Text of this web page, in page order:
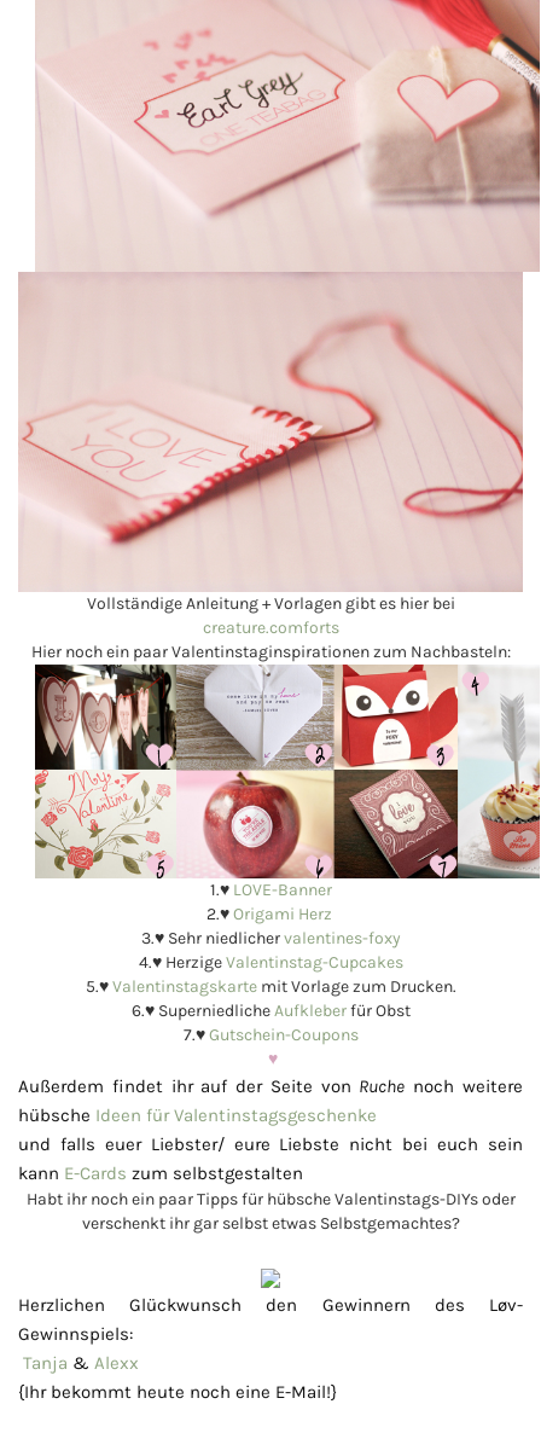
Vollständige Anleitung + Vorlagen gibt es hier bei
creature.comforts
Hier noch ein paar Valentinstaginspirationen zum Nachbasteln:
1.♥ LOVE-Banner
2.♥Origami Herz
3.♥ Sehr niedlichervalentines-foxy
4.♥ HerzigeValentinstag-Cupcakes
5.♥Valentinstagskartemit Vorlage zum Drucken.
6.♥ SuperniedlicheAufkleberfür Obst
7.♥Gutschein-Coupons
♥
Außerdem findet ihr auf der Seite von Ruche noch weitere
hübsche Ideen für Valentinstagsgeschenke
und falls euer Liebster/ eure Liebste nicht bei euch sein
kann E-Cards zum selbstgestalten
Habt ihr noch ein paar Tipps für hübsche Valentinstags-DIYs oder
verschenkt ihr gar selbst etwas Selbstgemachtes?
Herzlichen Glückwunsch den Gewinnern des Løv-
Gewinnspiels:
Tanja & Alexx
{Ihr bekommt heute noch eine E-Mail!}